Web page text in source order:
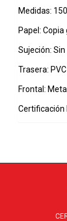
Medidas:
Papel:
Sujeción:
Trasera:
Frontal:
Certificación